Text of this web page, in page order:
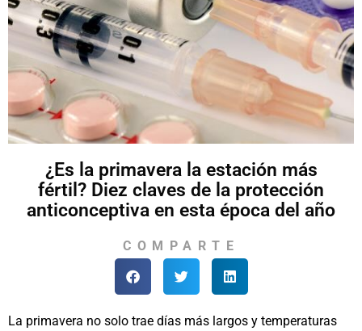
¿Es la primavera la estación más
fértil? Diez claves de la protección
anticonceptiva en esta época del año
COMPARTE
La primavera no solo trae días más largos y temperaturas